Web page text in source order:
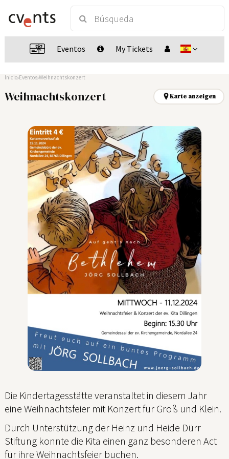
Eventos My Tickets
Inicio Eventos Weihnachtskonzert
Weihnachtskonzert Karte anzeigen
Die Kindertagesstätte veranstaltet in diesem Jahr
eine Weihnachtsfeier mit Konzert für Groß und Klein.
Durch Unterstützung der Heinz und Heide Dürr
Stiftung konnte die Kita einen ganz besonderen Act
für ihre Weihnachtsfeier buchen.